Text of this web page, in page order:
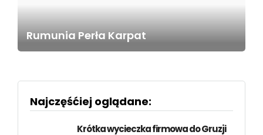
Rumunia Perła Karpat
Najczęśćiej oglądane:
Krótka wycieczka firmowa do Gruzji